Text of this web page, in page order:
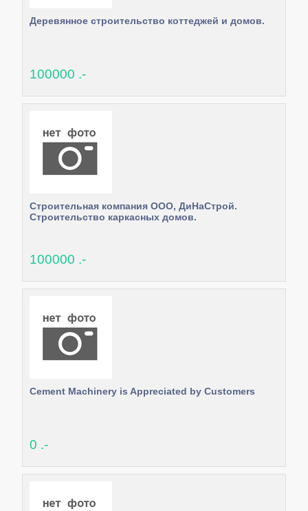
Деревянное строительство коттеджей и домов.
100000 .-
Строительная компания ООО, ДиНаСтрой.
Строительство каркасных домов.
100000 .-
Cement Machinery is Appreciated by Customers
0 .-